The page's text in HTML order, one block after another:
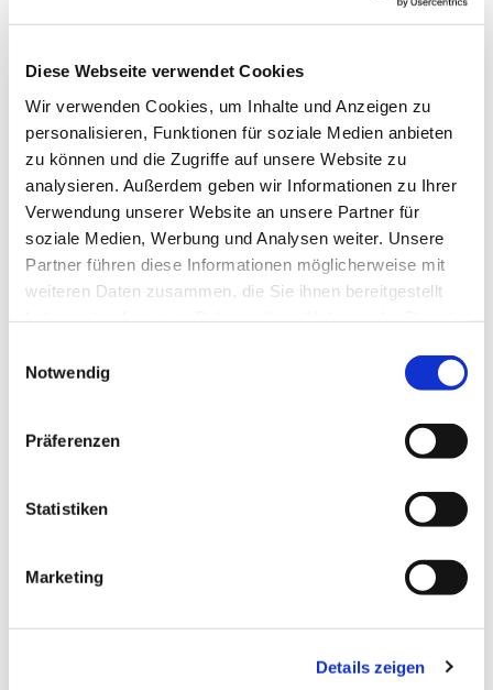
Diese Webseite verwendet Cookies
Wir verwenden Cookies, um Inhalte und Anzeigen zu
personalisieren, Funktionen für soziale Medien anbieten
zu können und die Zugriffe auf unsere Website zu
analysieren. Außerdem geben wir Informationen zu Ihrer
Verwendung unserer Website an unsere Partner für
soziale Medien, Werbung und Analysen weiter. Unsere
Partner führen diese Informationen möglicherweise mit
weiteren Daten zusammen, die Sie ihnen bereitgestellt
Notwendig
Präferenzen
Statistiken
Marketing
Details zeigen